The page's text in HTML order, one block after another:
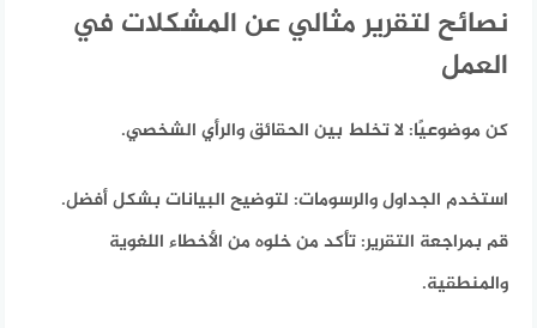
نصائح لتقرير مثالي عن المشكلات في
العمل
كن موضوعيًا: لا تخلط بين الحقائق والرأي الشخصي.
استخدم الجداول والرسومات: لتوضيح البيانات بشكل أفضل.
قم بمراجعة التقرير: تأكد من خلوه من الأخطاء اللغوية
والمنطقية.